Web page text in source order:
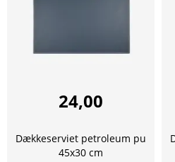
24,00
Dækkeserviet petroleum pu
45x30 cm